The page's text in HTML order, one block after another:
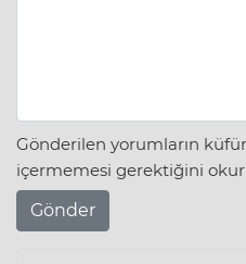
Gönderilen yorumların
içermemesi gerektiğini
Gönder